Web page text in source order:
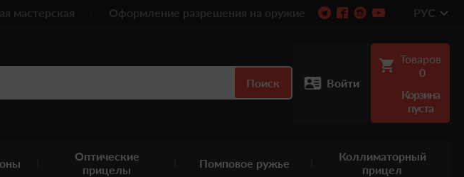
мастерская Оформление разрешения на оружие РУС
Поиск Войти
Товаров
0
Корзина
пуста
Оптические
прицелы
Помповое ружье
Коллиматорный
прицел